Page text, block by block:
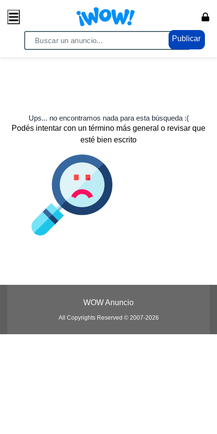
Publicar
Ups... no encontramos nada para esta búsqueda :(
Podés intentar con un término más general o revisar que
esté bien escrito
WOW Anuncio
All Copyrights Reserved © 2007-2026